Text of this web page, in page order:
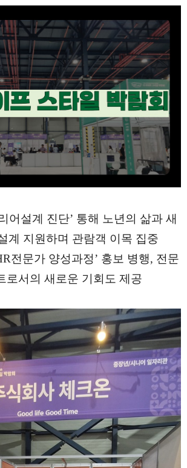
어설계 진단’ 통해 노년의 삶과 새
계 지원하며 관람객 이목 집중
전문가 양성과정’ 홍보 병행, 전문
로서의 새로운 기회도 제공